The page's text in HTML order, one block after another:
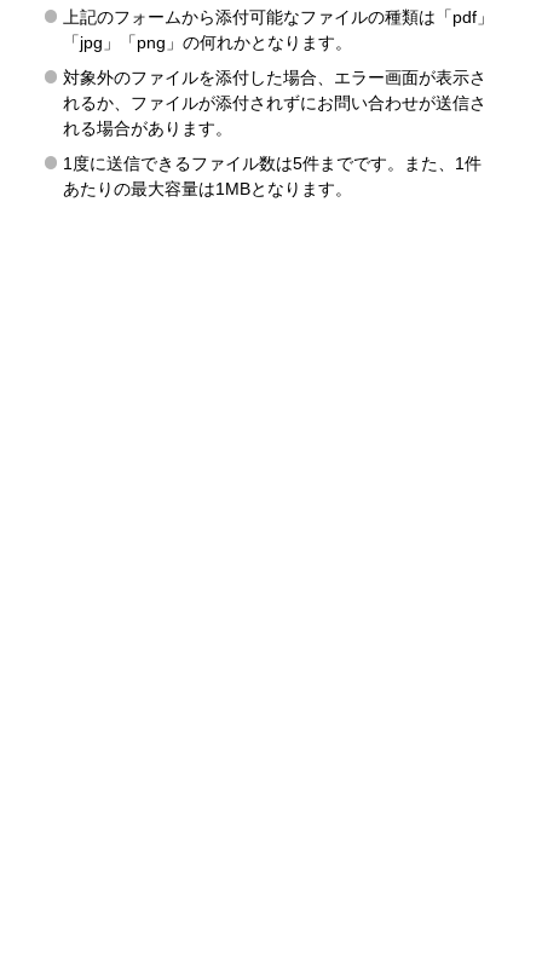
上記のフォームから添付可能なファイルの種類は「pdf」
「jpg」「png」の何れかとなります。
対象外のファイルを添付した場合、エラー画面が表示さ
れるか、ファイルが添付されずにお問い合わせが送信さ
れる場合があります。
1度に送信できるファイル数は5件までです。また、1件
あたりの最大容量は1MBとなります。